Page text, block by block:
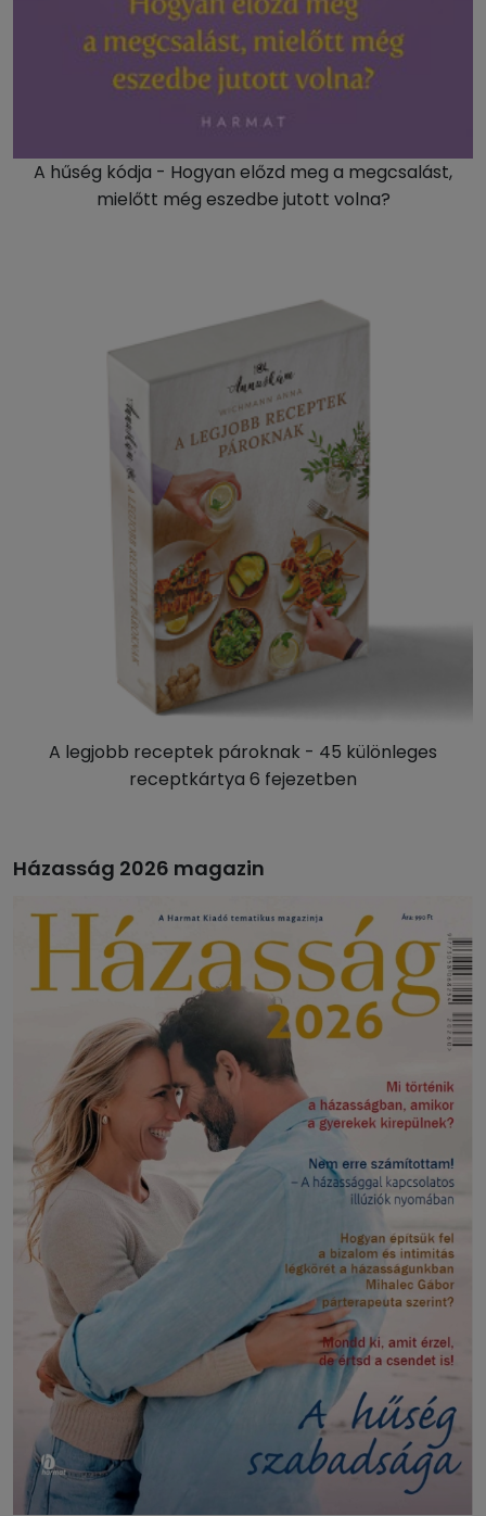
A hűség kódja - Hogyan előzd meg a megcsalást,
mielőtt még eszedbe jutott volna?
A legjobb receptek pároknak - 45 különleges
receptkártya 6 fejezetben
Házasság 2026 magazin